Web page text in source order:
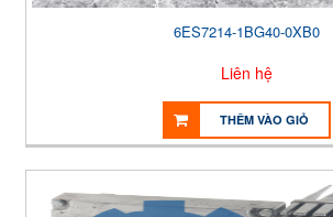
6ES7214-1BG40-0XB0
Liên hệ
THÊM VÀO GIỎ